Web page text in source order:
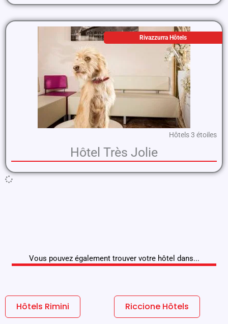
Rivazzurra Hôtels
Hôtels 3 étoiles
Hôtel Très Jolie
Vous pouvez également trouver votre hôtel dans...
Hôtels Rimini Riccione Hôtels